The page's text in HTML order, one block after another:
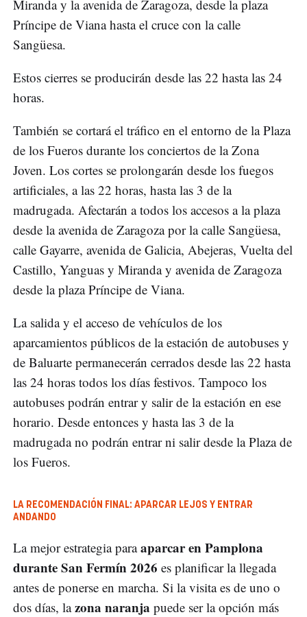
Miranda y la avenida de Zaragoza, desde la plaza
Príncipe de Viana hasta el cruce con la calle
Sangüesa.
Estos cierres se producirán desde las 22 hasta las 24
horas.
También se cortará el tráfico en el entorno de la Plaza
de los Fueros durante los conciertos de la Zona
Joven. Los cortes se prolongarán desde los fuegos
artificiales, a las 22 horas, hasta las 3 de la
madrugada. Afectarán a todos los accesos a la plaza
desde la avenida de Zaragoza por la calle Sangüesa,
calle Gayarre, avenida de Galicia, Abejeras, Vuelta del
Castillo, Yanguas y Miranda y avenida de Zaragoza
desde la plaza Príncipe de Viana.
La salida y el acceso de vehículos de los
aparcamientos públicos de la estación de autobuses y
de Baluarte permanecerán cerrados desde las 22 hasta
las 24 horas todos los días festivos. Tampoco los
autobuses podrán entrar y salir de la estación en ese
horario. Desde entonces y hasta las 3 de la
madrugada no podrán entrar ni salir desde la Plaza de
los Fueros.
LA RECOMENDACIÓN FINAL: APARCAR LEJOS Y ENTRAR
ANDANDO
La mejor estrategia paraaparcar en Pamplona
durante San Fermín 2026 es planificar la llegada
antes de ponerse en marcha. Si la visita es de uno o
dos días, lazona naranja puede ser la opción más